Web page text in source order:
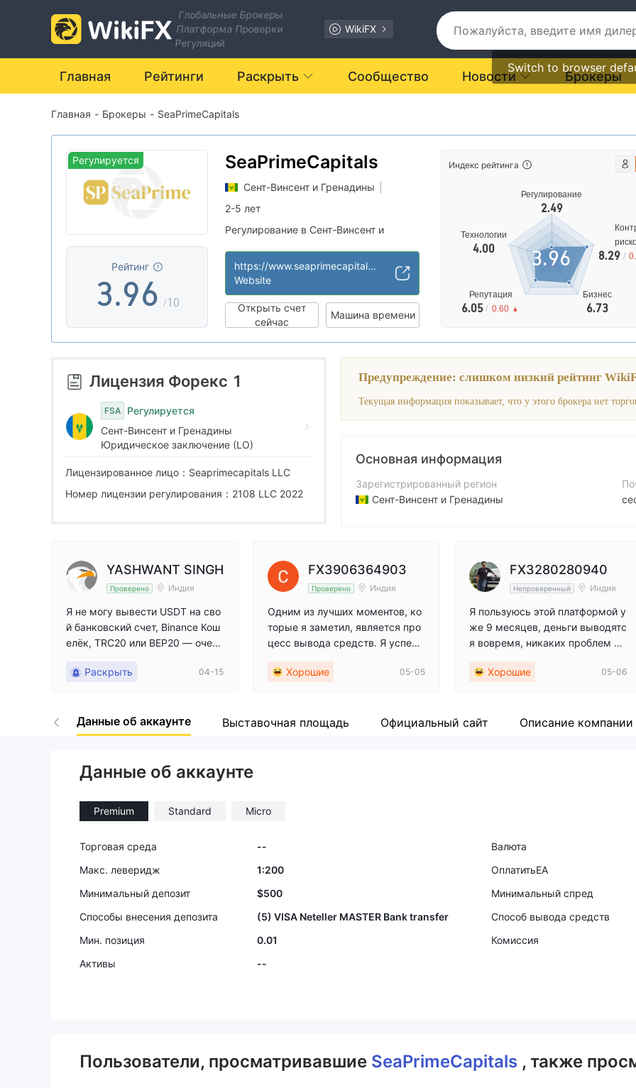
Глобальные Брокеры
Платформа Проверки
Регуляций
WikiFX
Switch to browser
Главная Рейтинги Раскрыть Сообщество Новости Брокеры
Главная - Брокеры - SeaPrimeCapitals
Регулируется
Рейтинг
0
1
2
3
4
5
6
7
8
.
3
4
5
6
7
8
9
0
1
2
3
4
5
6
7
8
9
/10
SeaPrimeCapitals
Сент-Винсент и Гренадины
2-5 лет
Регулирование в Сент-Винсент и
Юридическое заключение (LO)
Средние потенциальные риски
| Оффшорное регулирование
https://www.seaprimecapitals.com
Website
Открыть счет
сейчас
Машина времени
Индекс рейтинга
Регулирование
2.49
Технологии
4.00
Репутация
6.05 / 0.60
Бизнес
6.73
8.29 /
3.96
Лицензия Форекс 1
FSA
Регулируется
Сент-Винсент и Гренадины
Юридическое заключение (LO)
Лицензированное лицо：Seaprimecapitals LLC
Номер лицензии регулирования：2108 LLC 2022
Предупреждение: слишком низкий рейтинг
Основная информация
Зарегистрированный регион
Сент-Винсент и Гренадины
Компания
Seaprimecapitals LLC
YASHWANT SINGH
Проверено Индия
Я не могу вывести USDT на сво
й банковский счет, Binance Кош
елёк, TRC20 или BEP20 — очень
Раскрыть
04-15
FX3906364903
Проверено Индия
Одним из лучших моментов, ко
торые я заметил, является про
цесс вывода средств. Я успешн
прилагаю скриншот в качестве
оки, что повысило моё доверие
Хорошие 05-05
FX3280280940
Непроверенный Индия
Я пользуюсь этой платформой у
же 9 месяцев, деньги выводятс
я вовремя, никаких проблем не
Хорошие
05-06
Данные об аккаунте Выставочная площадь Официальный сайт Описание компании
Данные об аккаунте
Premium Standard Micro
Торговая среда --
Валюта
Макс. леверидж
1:200
ОплатитьEA
Минимальный депозит
$500
Минимальный спред
Способы внесения депозита
(5) VISA Neteller MASTER Bank transfer
Способ вывода средств
Мин. позиция
0.01
Комиссия
Активы
--
Пользователи, просматривавшие SeaPrimeCapitals , также